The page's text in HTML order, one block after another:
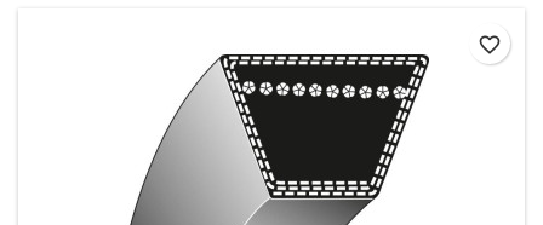
favorite_border